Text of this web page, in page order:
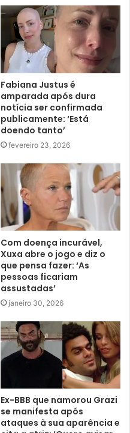
Fabiana Justus é
amparada após dura
notícia ser confirmada
publicamente: ‘Está
doendo tanto’
fevereiro 23, 2026
Com doença incurável,
Xuxa abre o jogo e diz o
que pensa fazer: ‘As
pessoas ficariam
assustadas’
janeiro 30, 2026
Ex-BBB que namorou Grazi
se manifesta após
ataques à sua aparência e